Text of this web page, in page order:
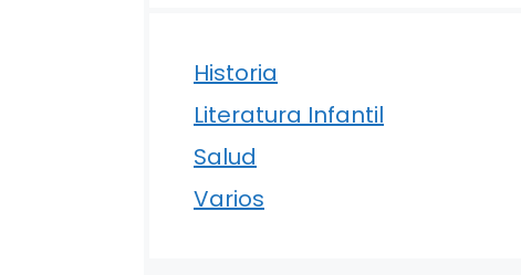
Historia
Literatura Infantil
Salud
Varios